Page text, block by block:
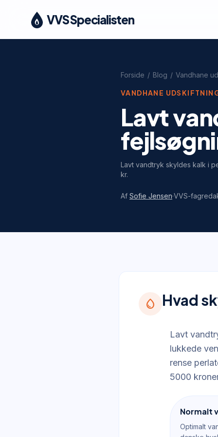
VVS Specialisten
Forside / Blog / Vandhane
VANDHANE
Lavt
Lavt vandtryk skyldes kalk i
kr.
Af Sofie Jensen·VVS-
water_drop Hvad
Lavt
lukkede
rense
5000
Normalt
Optimalt